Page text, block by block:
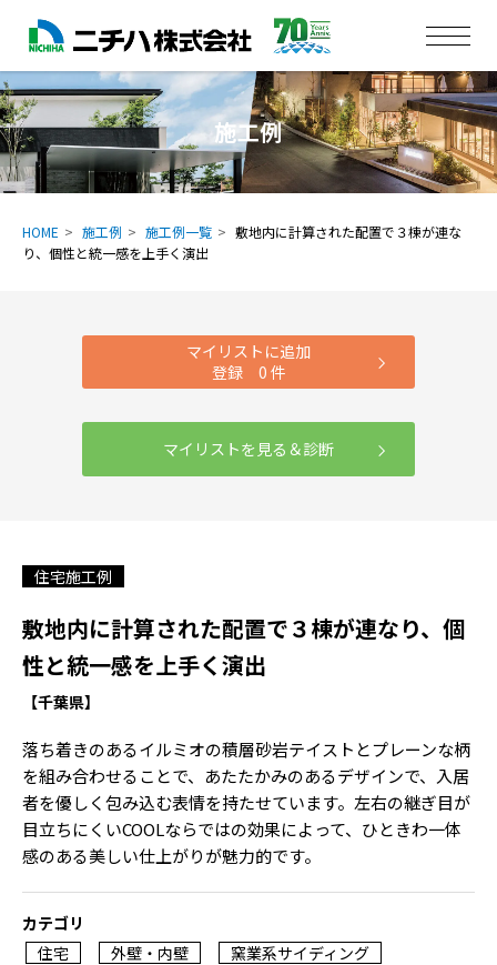
施工例
HOME 施工例 施工例一覧
敷地内に計算された配置で３棟が連な
り、個性と統一感を上手く演出
マイリストに追加
登録 0 件
マイリストを見る＆診断
住宅施工例
敷地内に計算された配置で３棟が連なり、個
性と統一感を上手く演出
【千葉県】
落ち着きのあるイルミオの積層砂岩テイストとプレーンな柄
を組み合わせることで、あたたかみのあるデザインで、入居
者を優しく包み込む表情を持たせています。左右の継ぎ目が
目立ちにくいCOOLならではの効果によって、ひときわ一体
感のある美しい仕上がりが魅力的です。
カテゴリ
住宅
外壁・内壁
窯業系サイディング